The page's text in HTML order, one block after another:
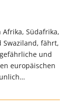
Südafrika,
Swaziland, fährt,
und
europäischen